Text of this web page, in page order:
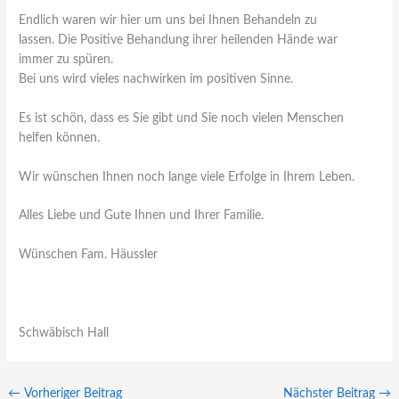
Endlich waren wir hier um uns bei Ihnen Behandeln zu
lassen. Die Positive Behandung ihrer heilenden Hände war
immer zu spüren.
Bei uns wird vieles nachwirken im positiven Sinne.
Es ist schön, dass es Sie gibt und Sie noch vielen Menschen
helfen können.
Wir wünschen Ihnen noch lange viele Erfolge in Ihrem Leben.
Alles Liebe und Gute Ihnen und Ihrer Familie.
Wünschen Fam. Häussler
Schwäbisch Hall
← Vorheriger Beitrag Nächster Beitrag →